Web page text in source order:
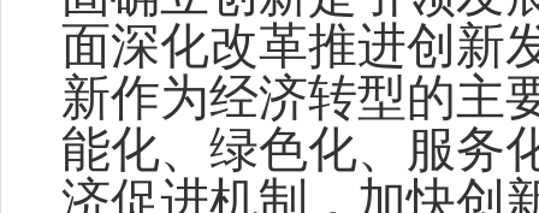
面深化改革推进创新
新作为经济转型的主
能化、绿色化、服务
济促进机制，加快创